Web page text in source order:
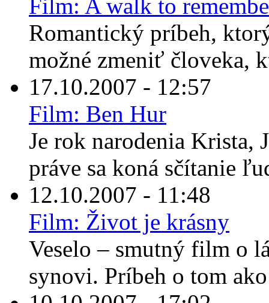
Film: A walk to
Romantický príbeh,
možné zmeniť človeka,
17.10.2007 - 12:57
Film: Ben Hur
Je rok narodenia Krista,
práve sa koná sčítanie
12.10.2007 - 11:48
Film: Život je krásny
Veselo – smutný film o
synovi. Príbeh o tom